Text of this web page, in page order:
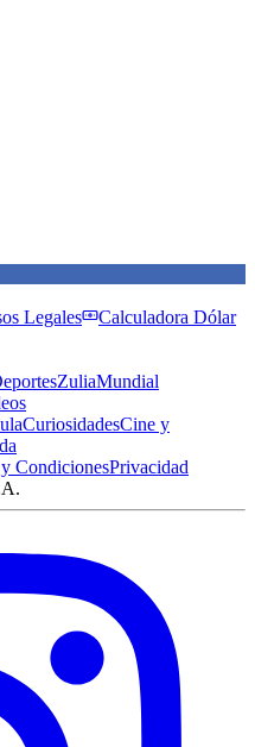
Legales
Calculadora Dólar
ZuliaMundial
CuriosidadesCine y
CondicionesPrivacidad